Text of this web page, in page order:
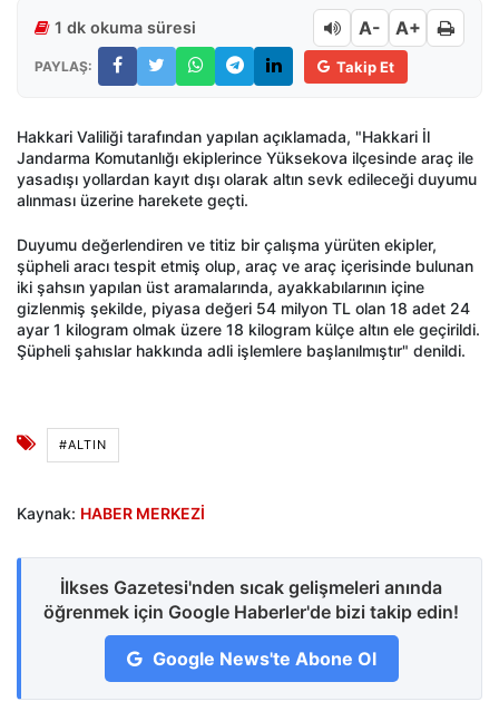
1 dk okuma süresi A- A+
PAYLAŞ: Takip Et
Hakkari Valiliği tarafından yapılan açıklamada, "Hakkari İl
Jandarma Komutanlığı ekiplerince Yüksekova ilçesinde araç ile
yasadışı yollardan kayıt dışı olarak altın sevk edileceği duyumu
alınması üzerine harekete geçti.
Duyumu değerlendiren ve titiz bir çalışma yürüten ekipler,
şüpheli aracı tespit etmiş olup, araç ve araç içerisinde bulunan
iki şahsın yapılan üst aramalarında, ayakkabılarının içine
gizlenmiş şekilde, piyasa değeri 54 milyon TL olan 18 adet 24
ayar 1 kilogram olmak üzere 18 kilogram külçe altın ele geçirildi.
Şüpheli şahıslar hakkında adli işlemlere başlanılmıştır" denildi.
#ALTIN
Kaynak: HABER MERKEZİ
İlkses Gazetesi'nden sıcak gelişmeleri anında
öğrenmek için Google Haberler'de bizi takip edin!
Google News'te Abone Ol